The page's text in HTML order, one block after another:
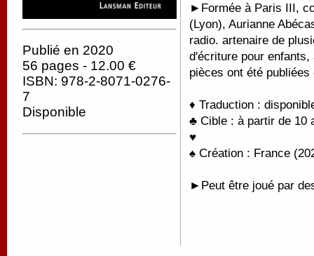
Publié en 2020
56 pages - 12.00 €
ISBN: 978-2-8071-0276-
7
Disponible
► Formée à Paris III,
(Lyon), Aurianne
radio. artenaire de
d'écriture pour
pièces ont été
♦ Traduction :
♣ Cible : à partir de 10
♥
♠ Création : France
►Peut être joué par